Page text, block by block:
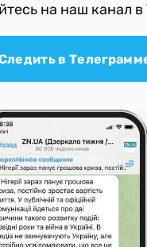
на наш канал в
в